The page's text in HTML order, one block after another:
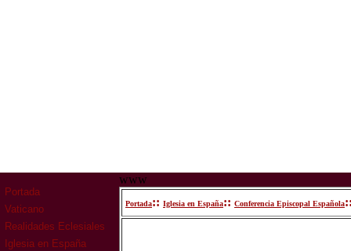
Portada
Vaticano
Realidades Eclesiales
Iglesia en España
www
Portada:: Iglesia en España:: Conferencia Episcopal Española